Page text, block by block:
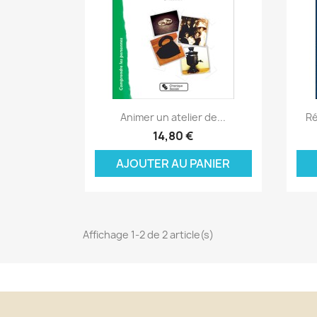
Aperçu rapide
Animer un atelier de...
14,80 €
AJOUTER AU PANIER
Affichage 1-2 de 2 article(s)